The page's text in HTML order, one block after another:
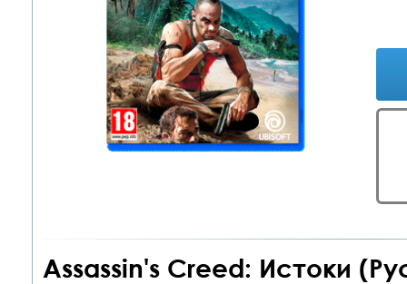
Assassin's Creed: Истоки